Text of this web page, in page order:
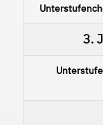
3.